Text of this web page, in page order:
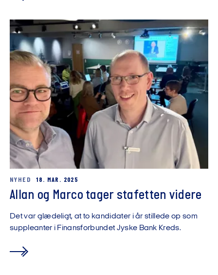
NYHED 18. MAR. 2025
Allan og Marco tager stafetten videre
Det var glædeligt, at to kandidater i år stillede op som
suppleanter i Finansforbundet Jyske Bank Kreds.